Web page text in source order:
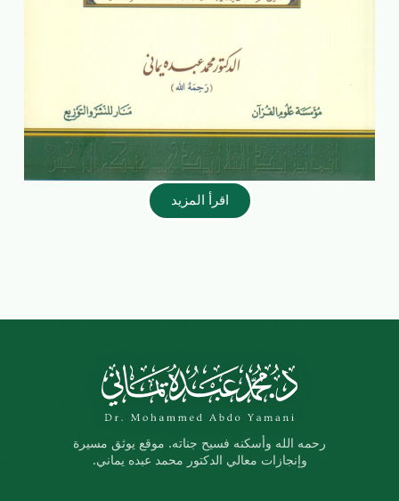
اقرأ المزيد
رحمه الله وأسكنه فسيح جناته. موقع يوثق مسيرة
وإنجازات معالي الدكتور محمد عبده يماني.